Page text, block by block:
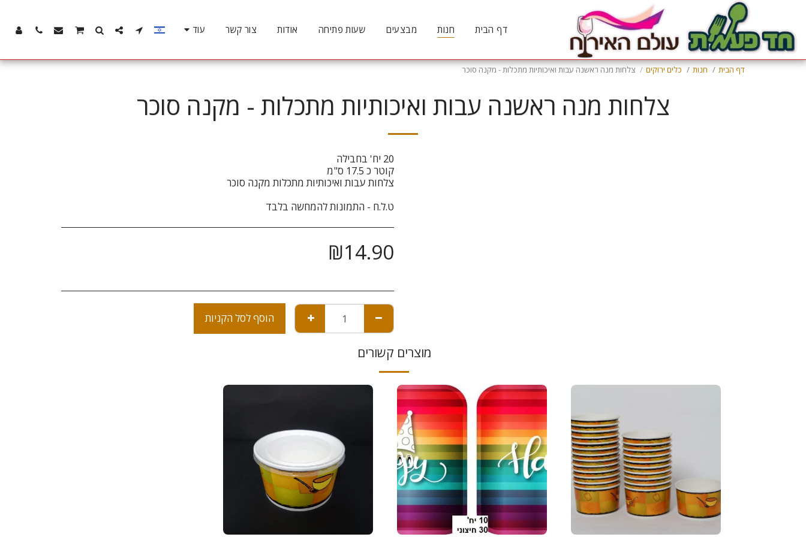
דף הבית חנות מבצעים שעות פתיחה אודות צור קשר עוד
דף הבית חנות כלים ירוקים צלחות מנה ראשנה עבות ואיכותיות מתכלות - מקנה סוכר
צלחות מנה ראשנה עבות ואיכותיות מתכלות - מקנה סוכר
ט.ל.ח - התמונות להמחשה בלבד
₪14.90
הוסף לסל הקניות
מוצרים קשורים